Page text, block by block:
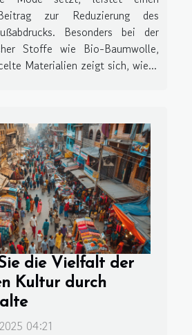
zur Reduzierung des
Besonders bei der
Stoffe wie Bio-Baumwolle,
Materialien zeigt sich, wie...
die Vielfalt der
Kultur durch
04:21